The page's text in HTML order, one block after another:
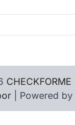
CHECKFORME
| Powered by